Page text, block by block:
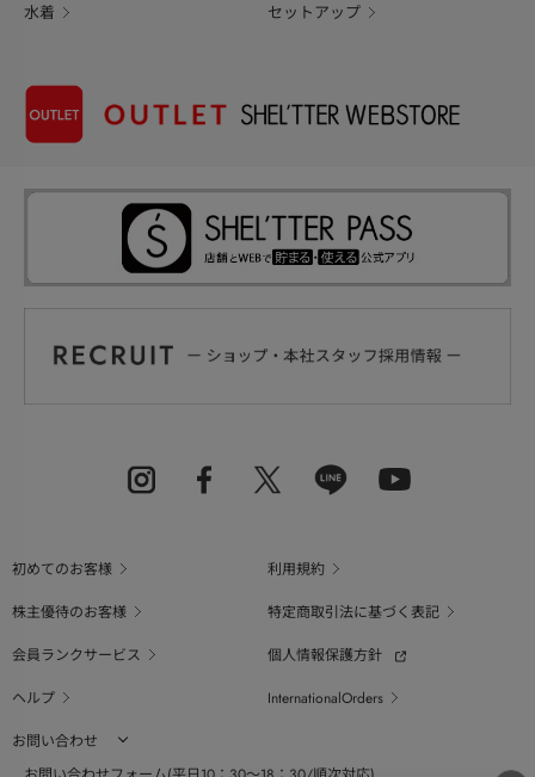
水着 セットアップ
初めてのお客様
利用規約
株主優待のお客様
特定商取引法に基づく表記
会員ランクサービス
個人情報保護方針
ヘルプ
InternationalOrders
お問い合わせ